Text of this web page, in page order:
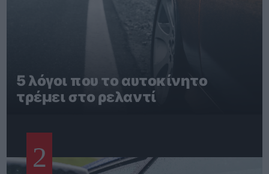
5 λόγοι που το αυτοκίνητο
τρέμει στο ρελαντί
2